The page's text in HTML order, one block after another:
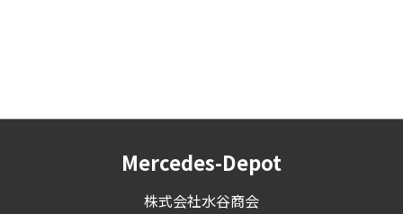
Mercedes-Depot
株式会社水谷商会